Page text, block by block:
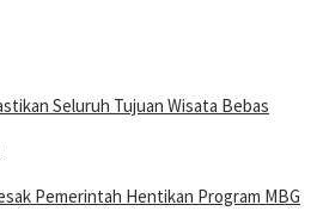
Seluruh Tujuan Wisata Bebas
Pemerintah Hentikan Program MBG